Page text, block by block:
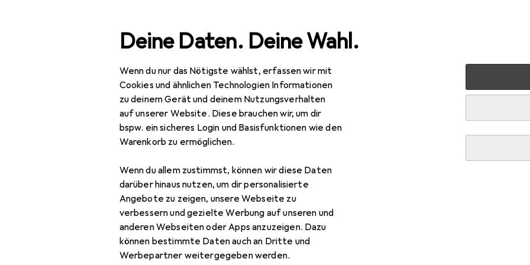
Deine Daten. Deine Wahl.
Wenn du nur das Nötigste wählst, erfassen wir mit
Cookies und ähnlichen Technologien Informationen
zu deinem Gerät und deinem Nutzungsverhalten
auf unserer Website. Diese brauchen wir, um dir
bspw. ein sicheres Login und Basisfunktionen wie den
Warenkorb zu ermöglichen.
Wenn du allem zustimmst, können wir diese Daten
darüber hinaus nutzen, um dir personalisierte
Angebote zu zeigen, unsere Webseite zu
verbessern und gezielte Werbung auf unseren und
anderen Webseiten oder Apps anzuzeigen. Dazu
können bestimmte Daten auch an Dritte und
Werbepartner weitergegeben werden.
Navigation nach Kategorien Gesamtsortiment IT + Multimedia Netzwerk